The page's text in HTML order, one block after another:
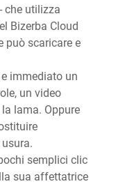
che utilizza
Bizerba Cloud
può scaricare e
immediato un
un video
lama. Oppure
semplici clic
sua affettatrice